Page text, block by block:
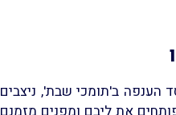
הענפה ב'תומכי שבת', ניצבים